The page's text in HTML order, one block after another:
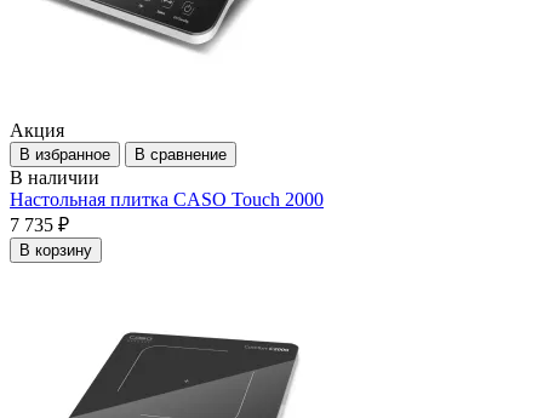
Акция
В избранное В сравнение
В наличии
Настольная плитка CASO Touch 2000
7 735 ₽
В корзину